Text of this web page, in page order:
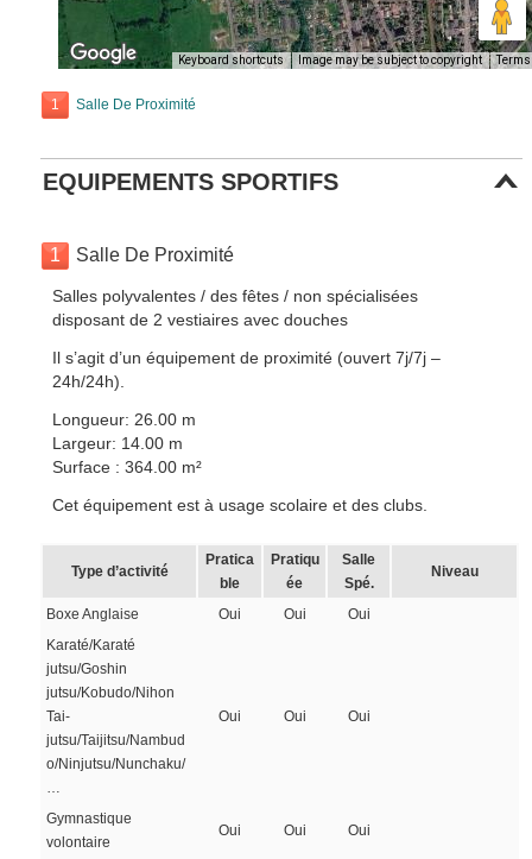
Keyboard shortcuts Image may be subject to copyright Terms
1 Salle De Proximité
EQUIPEMENTS SPORTIFS
1 Salle De Proximité
Salles polyvalentes / des fêtes / non spécialisées
disposant de 2 vestiaires avec douches
Il s’agit d’un équipement de proximité (ouvert 7j/7j –
24h/24h).
Longueur: 26.00 m
Largeur: 14.00 m
Surface : 364.00 m²
Cet équipement est à usage scolaire et des clubs.
Type d’activité
Pratica
ble
Pratiqu
ée
Salle
Spé.
Niveau
Boxe Anglaise Oui Oui
Oui
Karaté/Karaté
jutsu/Goshin
jutsu/Kobudo/Nihon
Tai-
jutsu/Taijitsu/Nambud
o/Ninjutsu/Nunchaku/
…
Oui Oui Oui
Gymnastique
volontaire
Oui Oui Oui